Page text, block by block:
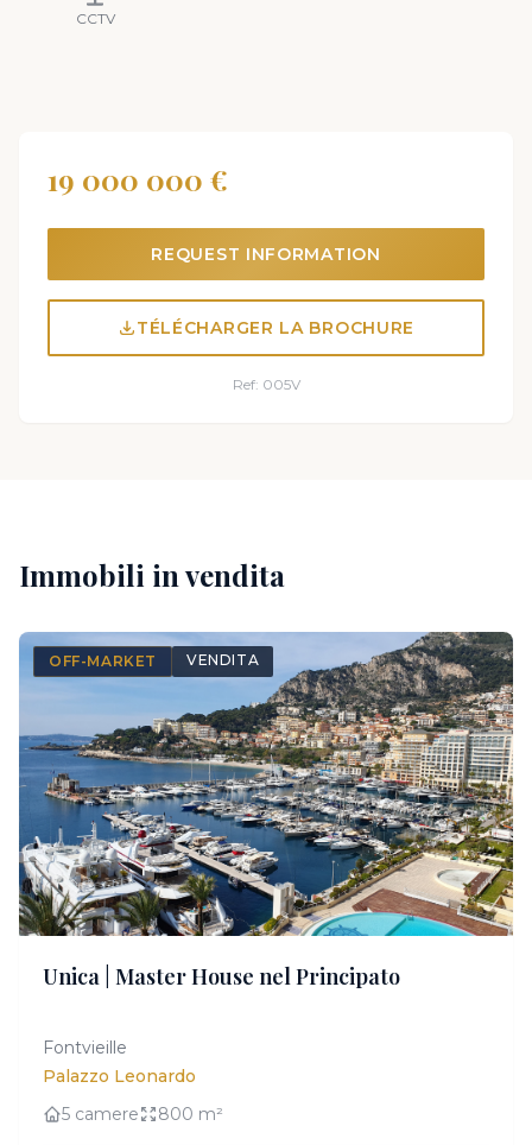
CCTV
19 000 000 €
REQUEST INFORMATION
TÉLÉCHARGER LA BROCHURE
Ref: 005V
Immobili in vendita
Accesso esclusivo su richiesta
OFF-MARKET VENDITA
Unica | Master House nel Principato
Fontvieille
Palazzo Leonardo
5 camere
800 m²